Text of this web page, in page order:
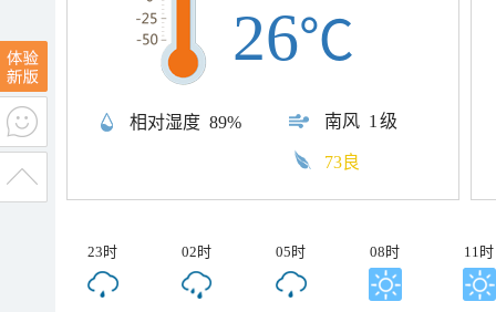
相对湿度 89% 南风 1级
26℃
73良
23时 02时 05时 08时 11时